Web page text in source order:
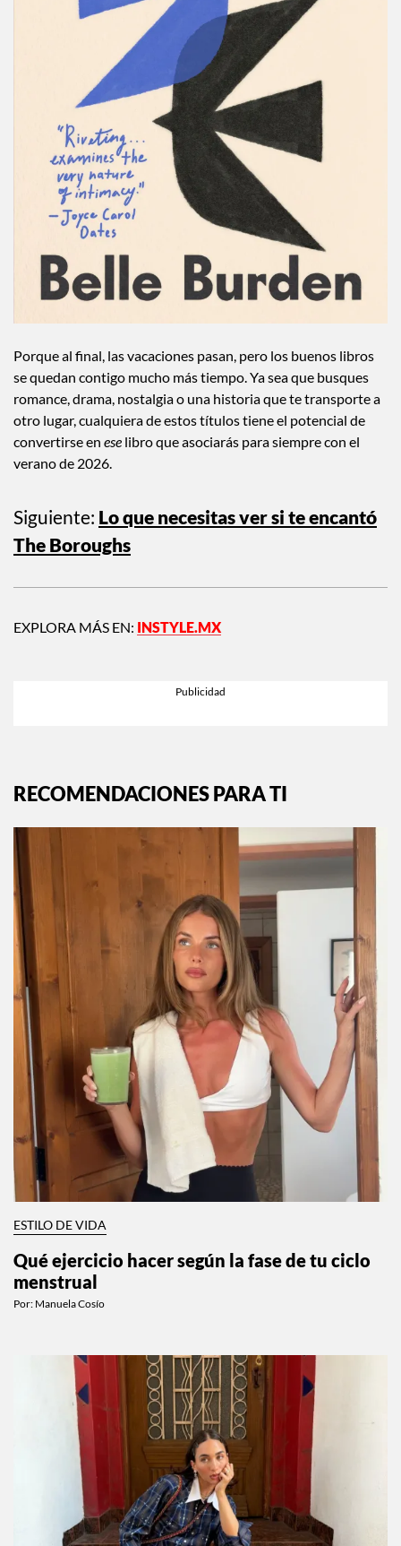
Porque al final, las vacaciones pasan, pero los buenos libros
se quedan contigo mucho más tiempo. Ya sea que busques
romance, drama, nostalgia o una historia que te transporte a
otro lugar, cualquiera de estos títulos tiene el potencial de
convertirse en ese libro que asociarás para siempre con el
verano de 2026.
Siguiente: Lo que necesitas ver si te encantó
The Boroughs
EXPLORA MÁS EN: INSTYLE.MX
RECOMENDACIONES PARA TI
ESTILO DE VIDA
Qué ejercicio hacer según la fase de tu ciclo
menstrual
Por: Manuela Cosío